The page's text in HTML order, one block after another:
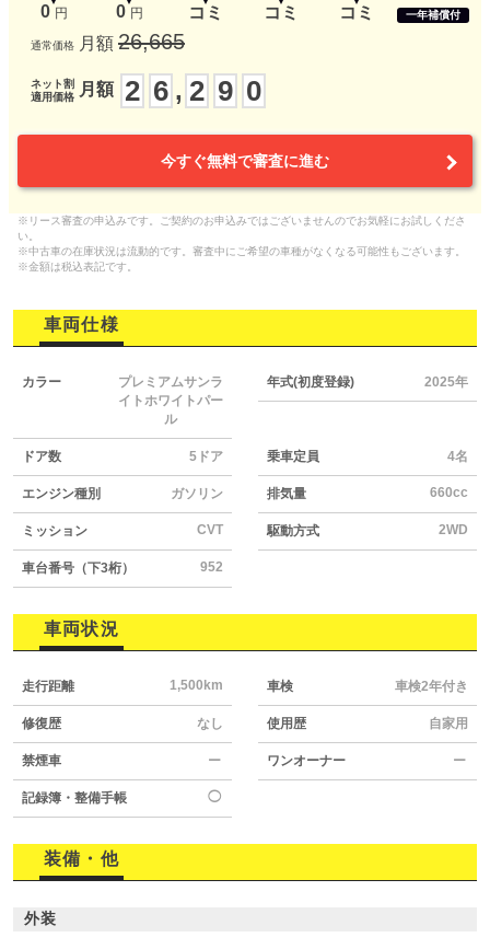
0 円 0 円 コミ コミ コミ 一年補償付
通常価格 月額 26,665
ネット割
適用価格
月額 2 6 , 2 9 0
今すぐ無料で審査に進む
※リース審査の申込みです。ご契約のお申込みではございませんのでお気軽にお試しくださ
い。
※中古車の在庫状況は流動的です。審査中にご希望の車種がなくなる可能性もございます。
※金額は税込表記です。
車両仕様
カラー
プレミアムサンラ
イトホワイトパー
ル
年式(初度登録) 2025年
ドア数 5ドア 乗車定員 4名
エンジン種別 ガソリン 排気量 660cc
ミッション CVT 駆動方式 2WD
車台番号（下3桁） 952
車両状況
走行距離 1,500km 車検 車検2年付き
修復歴 なし 使用歴 自家用
禁煙車 ー ワンオーナー ー
記録簿・整備手帳 ◯
装備・他
外装